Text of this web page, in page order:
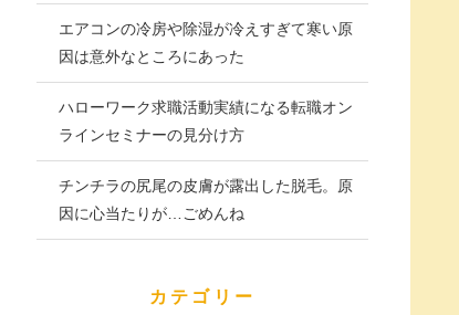
エアコンの冷房や除湿が冷えすぎて寒い原
因は意外なところにあった
ハローワーク求職活動実績になる転職オン
ラインセミナーの見分け方
チンチラの尻尾の皮膚が露出した脱毛。原
因に心当たりが…ごめんね
カテゴリー